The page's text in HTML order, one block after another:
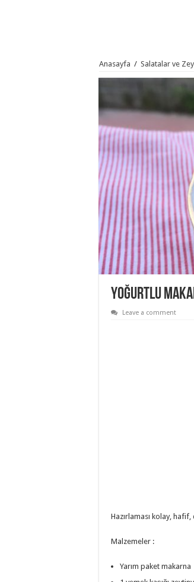
Anasayfa / Salatalar ve
Yoğurtlu
Leave a comment
Hazırlaması kolay,
Malzemeler :
Yarım paket makarna